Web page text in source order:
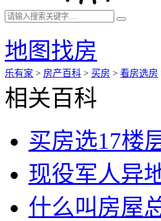
地图找房
乐有家 > 房产百科 > 买房 > 看房选房
相关百科
买房选17楼
现役军人异
什么叫房屋